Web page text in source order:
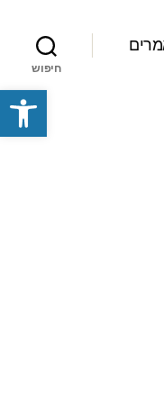
פתח סרגל נגישות
חיפוש